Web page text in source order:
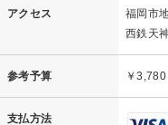
アクセス
福岡市
西鉄天
参考予算 ￥3,780
支払方法